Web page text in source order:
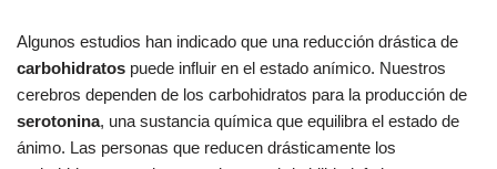
Algunos estudios han indicado que una reducción drástica de
carbohidratos puede influir en el estado anímico. Nuestros
cerebros dependen de los carbohidratos para la producción de
serotonina, una sustancia química que equilibra el estado de
ánimo. Las personas que reducen drásticamente los